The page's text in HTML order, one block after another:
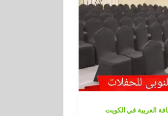
العربية في الكويت